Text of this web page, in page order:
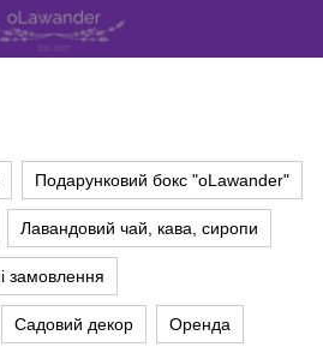
Подарунковий бокс "oLawander"
Лавандовий чай, кава, сиропи
замовлення
Садовий декор Оренда